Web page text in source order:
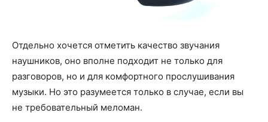
Отдельно хочется отметить качество звучания
наушников, оно вполне подходит не только для
разговоров, но и для комфортного прослушивания
музыки. Но это разумеется только в случае, если вы
не требовательный меломан.